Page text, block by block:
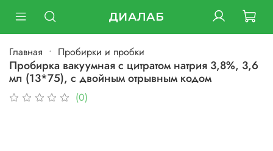
ДИАЛАБ
Главная Пробирки и пробки
Пробирка вакуумная с цитратом натрия 3,8%, 3,6
мл (13*75), с двойным отрывным кодом
(0)